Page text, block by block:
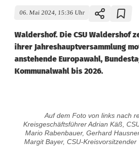
06. Mai 2024, 15:36 Uhr
Waldershof. Die CSU Waldershof
ihrer Jahreshauptversammlung
anstehende Europawahl,
Kommunalwahl bis 2026.
Auf dem Foto von links nach
Kreisgeschäftsführer Adrian Käß,
Mario Rabenbauer, Gerhard
Margit Bayer, CSU-